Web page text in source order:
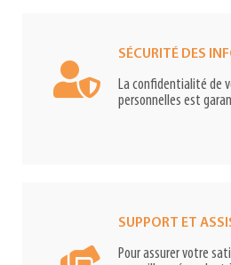
SÉCURITÉ DES
La confidentialité de
personnelles est
SUPPORT ET
Pour assurer votre